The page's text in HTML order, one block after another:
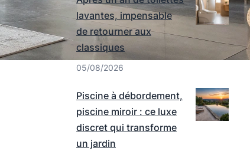
lavantes, impensable
de retourner aux
classiques
05/08/2026
Piscine à débordement,
piscine miroir : ce luxe
discret qui transforme
un jardin